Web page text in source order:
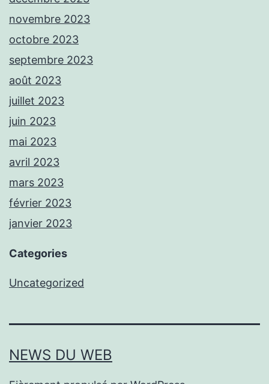
novembre 2023
octobre 2023
septembre 2023
août 2023
juillet 2023
juin 2023
mai 2023
avril 2023
mars 2023
février 2023
janvier 2023
Categories
Uncategorized
NEWS DU WEB